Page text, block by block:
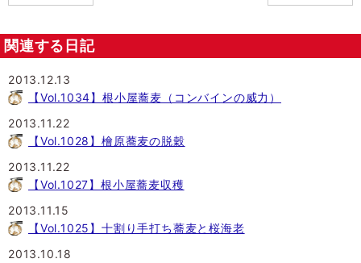
関連する日記
2013.12.13
【Vol.1034】根小屋蕎麦（コンバインの威力）
2013.11.22
【Vol.1028】檜原蕎麦の脱穀
2013.11.22
【Vol.1027】根小屋蕎麦収穫
2013.11.15
【Vol.1025】十割り手打ち蕎麦と桜海老
2013.10.18